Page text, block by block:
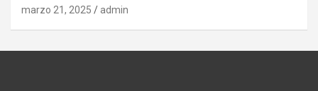
marzo 21, 2025 admin